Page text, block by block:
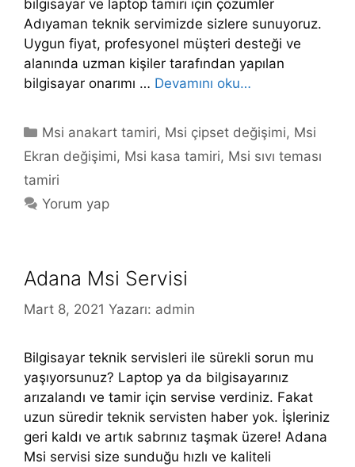
bilgisayar ve laptop tamiri için çözümler
Adıyaman teknik servimizde sizlere sunuyoruz.
Uygun fiyat, profesyonel müşteri desteği ve
alanında uzman kişiler tarafından yapılan
bilgisayar onarımı … Devamını oku…
Kategoriler
Msi anakart tamiri, Msi çipset değişimi, Msi
Ekran değişimi, Msi kasa tamiri, Msi sıvı teması
tamiri
Yorum yap
Adana Msi Servisi
Mart 8, 2021 Yazarı: admin
Bilgisayar teknik servisleri ile sürekli sorun mu
yaşıyorsunuz? Laptop ya da bilgisayarınız
arızalandı ve tamir için servise verdiniz. Fakat
uzun süredir teknik servisten haber yok. İşleriniz
geri kaldı ve artık sabrınız taşmak üzere! Adana
Msi servisi size sunduğu hızlı ve kaliteli